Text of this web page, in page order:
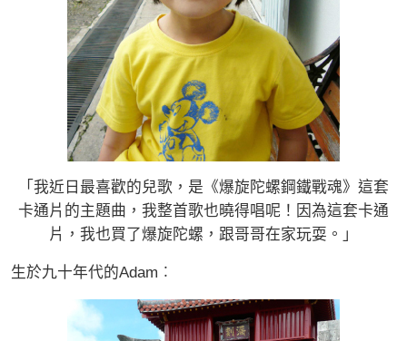
「我近日最喜歡的兒歌，是《爆旋陀螺鋼鐵戰魂》這套
卡通片的主題曲，我整首歌也曉得唱呢！因為這套卡通
片，我也買了爆旋陀螺，跟哥哥在家玩耍。」
生於九十年代的Adam︰